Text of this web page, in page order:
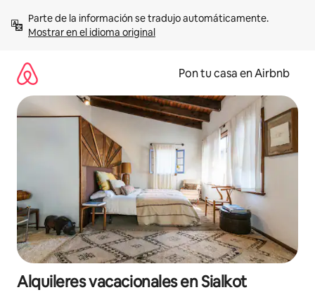
contenidoMostrar en el idioma original
Pon tu casa en Airbnb
Alquileres vacacionales en Sialkot